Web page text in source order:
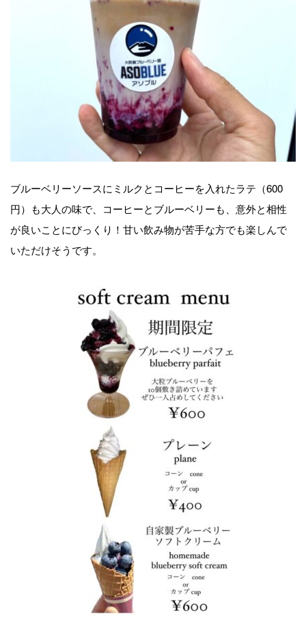
ブルーベリーソースにミルクとコーヒーを入れたラテ（600
円）も大人の味で、コーヒーとブルーベリーも、意外と相性
が良いことにびっくり！甘い飲み物が苦手な方でも楽しんで
いただけそうです。